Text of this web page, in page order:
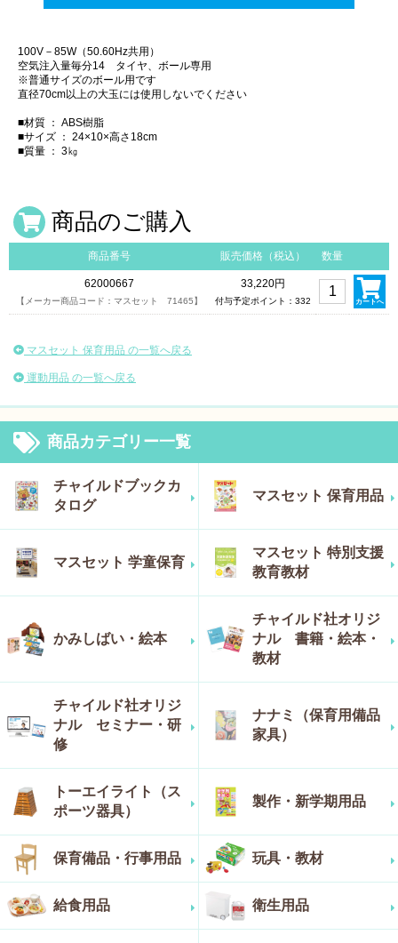
100V－85W（50.60Hz共用）
空気注入量毎分14 タイヤ、ボール専用
※普通サイズのボール用です
直径70cm以上の大玉には使用しないでください
■材質 ： ABS樹脂
■サイズ ： 24×10×高さ18cm
■質量 ： 3㎏
商品のご購入
商品番号 販売価格（税込） 数量
62000667
【メーカー商品コード：マスセット 71465】
33,220円
付与予定ポイント：332 カートへ
マスセット 保育用品 の一覧へ戻る
運動用品 の一覧へ戻る
商品カテゴリー一覧
チャイルドブックカ
タログ
マスセット 保育用品
マスセット 学童保育
マスセット 特別支援
教育教材
かみしばい・絵本
チャイルド社オリジ
ナル 書籍・絵本・
教材
チャイルド社オリジ
ナル セミナー・研
修
ナナミ（保育用備品
家具）
トーエイライト（ス
ポーツ器具）
製作・新学期用品
保育備品・行事用品 玩具・教材
給食用品 衛生用品